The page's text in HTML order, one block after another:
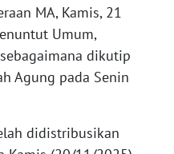
MA, Kamis, 21
Umum,
dikutip
Agung pada Senin
didistribusikan